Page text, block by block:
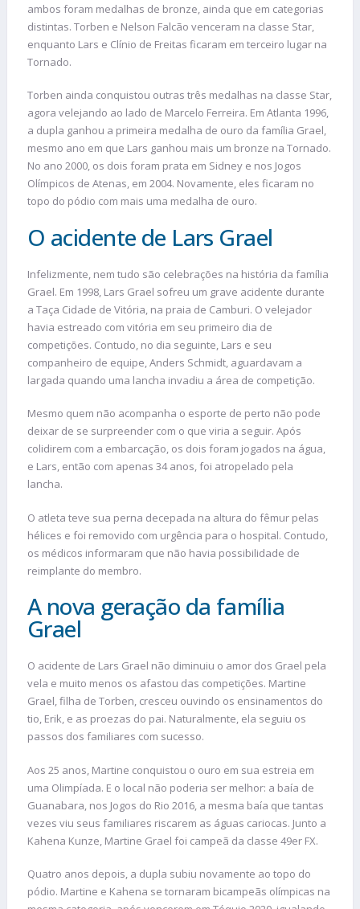
ambos foram medalhas de bronze, ainda que em categorias
distintas. Torben e Nelson Falcão venceram na classe Star,
enquanto Lars e Clínio de Freitas ficaram em terceiro lugar na
Tornado.
Torben ainda conquistou outras três medalhas na classe Star,
agora velejando ao lado de Marcelo Ferreira. Em Atlanta 1996,
a dupla ganhou a primeira medalha de ouro da família Grael,
mesmo ano em que Lars ganhou mais um bronze na Tornado.
No ano 2000, os dois foram prata em Sidney e nos Jogos
Olímpicos de Atenas, em 2004. Novamente, eles ficaram no
topo do pódio com mais uma medalha de ouro.
O acidente de Lars Grael
Infelizmente, nem tudo são celebrações na história da família
Grael. Em 1998, Lars Grael sofreu um grave acidente durante
a Taça Cidade de Vitória, na praia de Camburi. O velejador
havia estreado com vitória em seu primeiro dia de
competições. Contudo, no dia seguinte, Lars e seu
companheiro de equipe, Anders Schmidt, aguardavam a
largada quando uma lancha invadiu a área de competição.
Mesmo quem não acompanha o esporte de perto não pode
deixar de se surpreender com o que viria a seguir. Após
colidirem com a embarcação, os dois foram jogados na água,
e Lars, então com apenas 34 anos, foi atropelado pela
lancha.
O atleta teve sua perna decepada na altura do fêmur pelas
hélices e foi removido com urgência para o hospital. Contudo,
os médicos informaram que não havia possibilidade de
reimplante do membro.
A nova geração da família
Grael
O acidente de Lars Grael não diminuiu o amor dos Grael pela
vela e muito menos os afastou das competições. Martine
Grael, filha de Torben, cresceu ouvindo os ensinamentos do
tio, Erik, e as proezas do pai. Naturalmente, ela seguiu os
passos dos familiares com sucesso.
Aos 25 anos, Martine conquistou o ouro em sua estreia em
uma Olimpíada. E o local não poderia ser melhor: a baía de
Guanabara, nos Jogos do Rio 2016, a mesma baía que tantas
vezes viu seus familiares riscarem as águas cariocas. Junto a
Kahena Kunze, Martine Grael foi campeã da classe 49er FX.
Quatro anos depois, a dupla subiu novamente ao topo do
pódio. Martine e Kahena se tornaram bicampeãs olímpicas na